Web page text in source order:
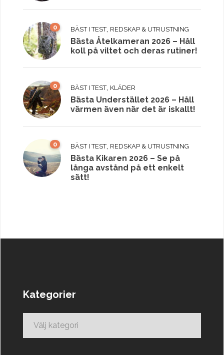
0 BÄST I TEST, REDSKAP & UTRUSTNING
Bästa Åtelkameran 2026 – Håll
koll på viltet och deras rutiner!
0 BÄST I TEST, KLÄDER
Bästa Understället 2026 – Håll
värmen även när det är iskallt!
0 BÄST I TEST, REDSKAP & UTRUSTNING
Bästa Kikaren 2026 – Se på
långa avstånd på ett enkelt
sätt!
Kategorier